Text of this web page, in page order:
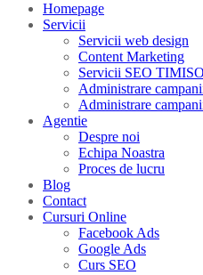
Homepage
Servicii
Servicii web design
Content Marketing
Servicii SEO
Administrare
Administrare
Agentie
Despre noi
Echipa Noastra
Proces de lucru
Blog
Contact
Cursuri Online
Facebook Ads
Google Ads
Curs SEO